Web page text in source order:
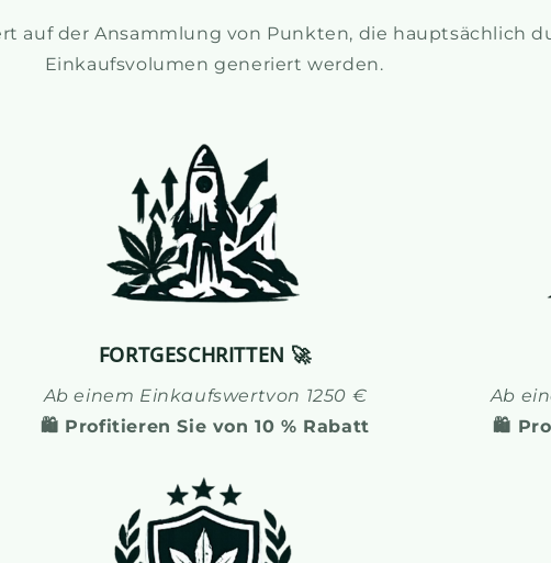
auf der Ansammlung von Punkten, die hauptsächlich
Einkaufsvolumen generiert werden.
FORTGESCHRITTEN 🚀
Ab einem Einkaufswertvon 1250 €
🛍️ Profitieren Sie von 10 % Rabatt
Ab
🛍️